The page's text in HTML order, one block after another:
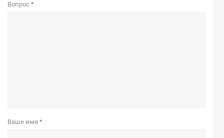
Вопрос *
Ваше имя *